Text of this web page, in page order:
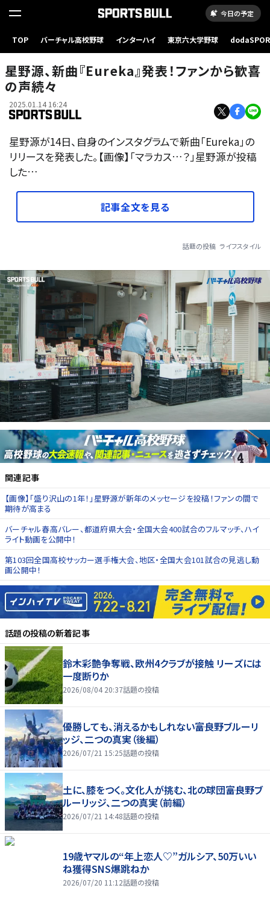
今日の予定
TOP バーチャル高校野球 インターハイ 東京六大学野球
星野源、新曲『Eureka』発表！ファンから歓喜
の声続々
2025.01.14 16:24
星野源が14日、自身のインスタグラムで新曲「Eureka」の
リリースを発表した。【画像】「マラカス…？」星野源が投稿
した…
記事全文を見る
話題の投稿 ライフスタイル
関連記事
【画像】「盛り沢山の1年！」星野源が新年のメッセージを投稿！ファンの間で
期待が高まる
バーチャル春高バレー、都道府県大会・全国大会400試合のフルマッチ、ハイ
ライト動画を公開中！
第103回全国高校サッカー選手権大会、地区・全国大会101試合の見逃し動
画公開中！
話題の投稿の新着記事
鈴木彩艶争奪戦、欧州4クラブが接触 リーズには
一度断りか
2026/08/04 20:37話題の投稿
優勝しても、消えるかもしれない――富良野ブルーリ
ッジ、二つの真実（後編）
2026/07/21 15:25話題の投稿
土に、膝をつく。文化人が挑む、北の球団――富良野ブ
ルーリッジ、二つの真実（前編）
2026/07/21 14:48話題の投稿
19歳ヤマルの“年上恋人♡”ガルシア、50万いい
ね獲得SNS爆跳ねか
2026/07/20 11:12話題の投稿